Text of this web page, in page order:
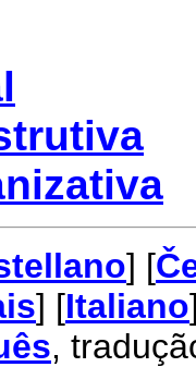
] [Č
] [Italiano
,